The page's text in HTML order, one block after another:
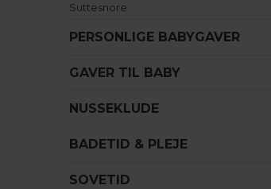
Suttesnore
PERSONLIGE BABYGAVER
GAVER TIL BABY
NUSSEKLUDE
BADETID & PLEJE
SOVETID